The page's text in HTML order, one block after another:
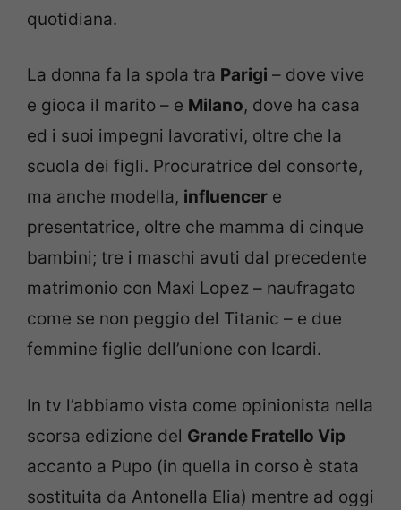
quotidiana.
La donna fa la spola tra Parigi – dove vive
e gioca il marito – e Milano, dove ha casa
ed i suoi impegni lavorativi, oltre che la
scuola dei figli. Procuratrice del consorte,
ma anche modella, influencer e
presentatrice, oltre che mamma di cinque
bambini; tre i maschi avuti dal precedente
matrimonio con Maxi Lopez – naufragato
come se non peggio del Titanic – e due
femmine figlie dell’unione con Icardi.
In tv l’abbiamo vista come opinionista nella
scorsa edizione del Grande Fratello Vip
accanto a Pupo (in quella in corso è stata
sostituita da Antonella Elia) mentre ad oggi